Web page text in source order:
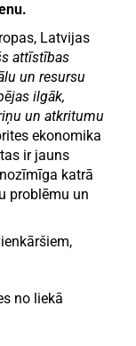
Latvijas
attīstības
un resursu
ilgāk,
un atkritumu
ekonomika
ir jauns
katrā
problēmu un
no liekā